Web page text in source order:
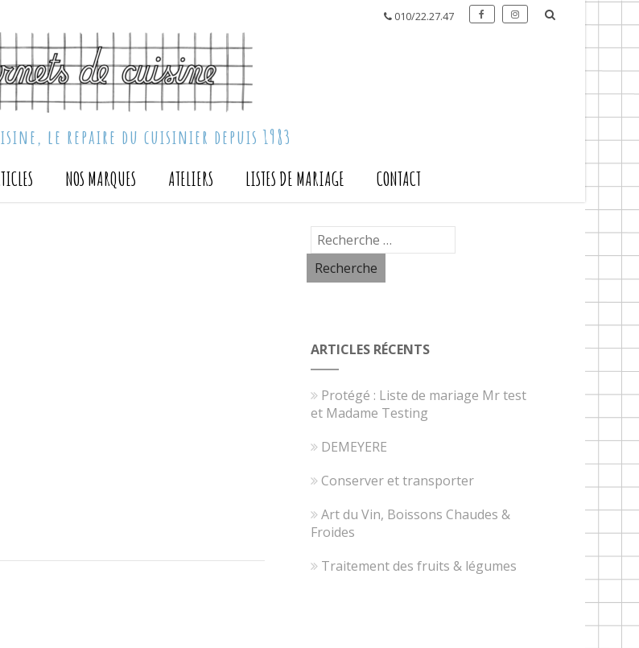
010/22.27.47
le repaire du cuisinier depuis 1983
NOS MARQUES ATELIERS LISTES DE MARIAGE CONTACT
ARTICLES RÉCENTS
Protégé : Liste de mariage Mr test
et Madame Testing
DEMEYERE
Conserver et transporter
Art du Vin, Boissons Chaudes &
Froides
Traitement des fruits & légumes